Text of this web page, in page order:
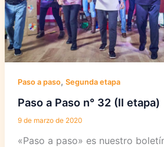
Paso a paso, Segunda etapa
Paso a Paso n° 32 (II etapa)
9 de marzo de 2020
«Paso a paso» es nuestro